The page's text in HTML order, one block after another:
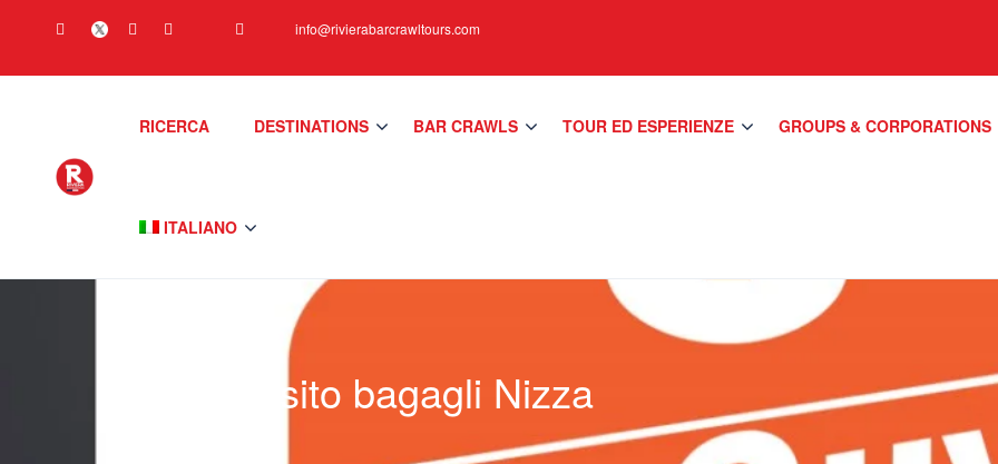
info@rivierabarcrawltours.com
RICERCA DESTINATIONS BAR CRAWLS TOUR ED ESPERIENZE GROUPS & CORPORATIONS
ITALIANO
Deposito bagagli Nizza